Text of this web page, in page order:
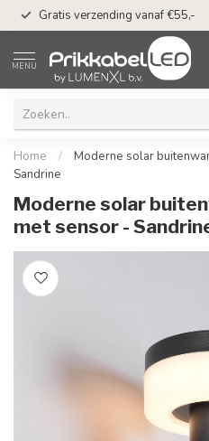
Gratis verzending vanaf €55,-
MENU
Home /
Moderne solar
Sandrine
Moderne solar
met sensor -